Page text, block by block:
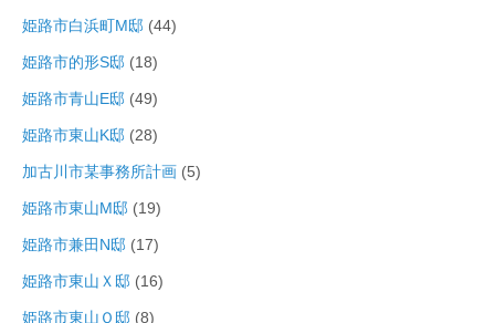
姫路市白浜町M邸 (44)
姫路市的形S邸 (18)
姫路市青山E邸 (49)
姫路市東山K邸 (28)
加古川市某事務所計画 (5)
姫路市東山M邸 (19)
姫路市兼田N邸 (17)
姫路市東山Ｘ邸 (16)
姫路市東山Ｏ邸 (8)